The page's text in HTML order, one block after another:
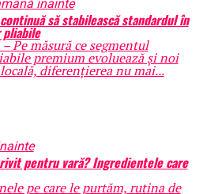
inainte
să stabilească standardul în
Pe măsură ce segmentul
premium evoluează și noi
diferențierea nu mai...
pentru vară? Ingredientele care
pe care le purtăm, rutina de